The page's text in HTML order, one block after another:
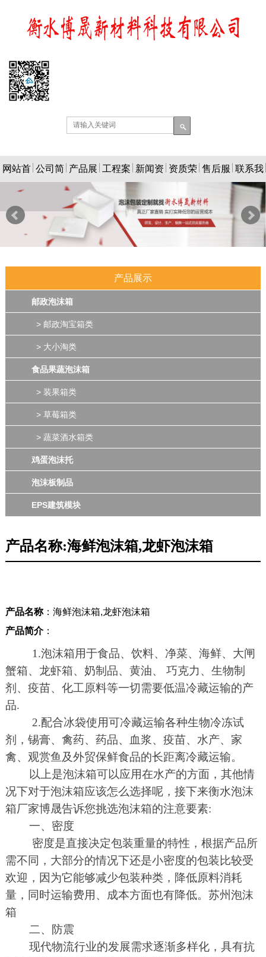
网站首
页
公司简 产品展
示
工程案 新闻资 资质荣 售后服 联系我
产品展示
邮政泡沫箱
> 邮政淘宝箱类
> 大小淘类
食品果蔬泡沫箱
> 装果箱类
> 草莓箱类
> 蔬菜酒水箱类
鸡蛋泡沫托
泡沫板制品
EPS建筑模块
产品名称:海鲜泡沫箱,龙虾泡沫箱
产品名称：海鲜泡沫箱,龙虾泡沫箱
产品简介：
1.泡沫箱用于食品、饮料、净菜、海鲜、大闸
蟹箱、龙虾箱、奶制品、黄油、 巧克力、生物制
剂、疫苗、化工原料等一切需要低温冷藏运输的产
品.
2.配合冰袋使用可冷藏运输各种生物冷冻试
剂，锡膏、禽药、药品、血浆、疫苗、水产、家
禽、观赏鱼及外贸保鲜食品的长距离冷藏运输。
以上是泡沫箱可以应用在水产的方面，其他情
况下对于泡沫箱应该怎么选择呢，接下来衡水泡沫
箱厂家博晟告诉您挑选泡沫箱的注意要素:
一、密度
密度是直接决定包装重量的特性，根据产品所
需不同，大部分的情况下还是小密度的包装比较受
欢迎，因为它能够减少包装种类，降低原料消耗
量，同时运输费用、成本方面也有降低。苏州泡沫
箱
二、防震
现代物流行业的发展需求逐渐多样化，具有抗